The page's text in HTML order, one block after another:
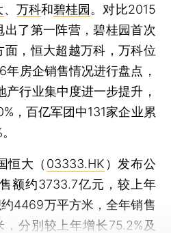
、 万科和碧桂园 。对比2015
了第一阵营，碧桂园首次
，恒大超越万科，万科位
房企销售情况进行盘点，
行业集中度进一步提升，
，百亿军团中131家企业累
大（ 03333.HK ）发布公
额约3733.7亿元，较上年
4469万平方米，全年销售
分別较上年增长75.2%及